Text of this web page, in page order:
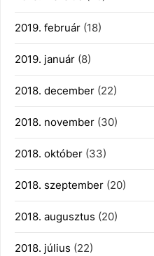
2019. február (18)
2019. január (8)
2018. december (22)
2018. november (30)
2018. október (33)
2018. szeptember (20)
2018. augusztus (20)
2018. július (22)